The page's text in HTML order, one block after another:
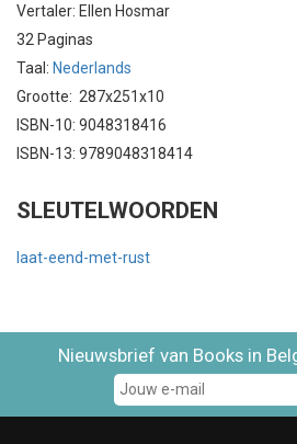
Vertaler: Ellen Hosmar
32 Paginas
Taal: Nederlands
Grootte: 287x251x10
ISBN-10: 9048318416
ISBN-13: 9789048318414
SLEUTELWOORDEN
laat-eend-met-rust
Nieuwsbrief van Books in